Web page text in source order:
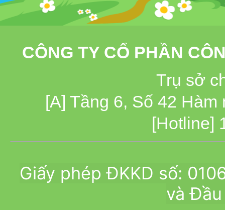
CÔNG TY CỔ PHẦN
Trụ sở
[A] Tầng 6, Số 42
[Hotline]
Giấy phép ĐKKD số:
và